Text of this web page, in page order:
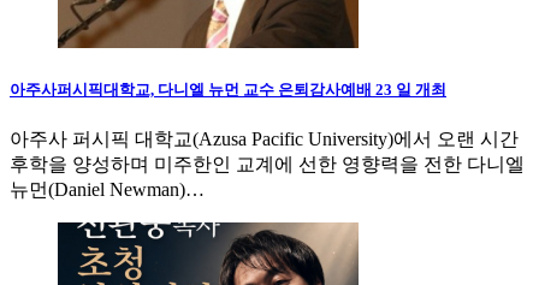
아주사퍼시픽대학교, 다니엘 뉴먼 교수 은퇴감사예배 23 일 개최
아주사 퍼시픽 대학교(Azusa Pacific University)에서 오랜 시간
후학을 양성하며 미주한인 교계에 선한 영향력을 전한 다니엘
뉴먼(Daniel Newman)…